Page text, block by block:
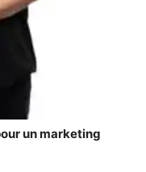
un marketing